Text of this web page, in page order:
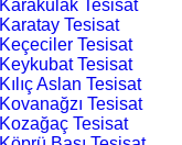
Karakulak Tesisat
Karatay Tesisat
Keçeciler Tesisat
Keykubat Tesisat
Kılıç Aslan Tesisat
Kovanağzı Tesisat
Kozağaç Tesisat